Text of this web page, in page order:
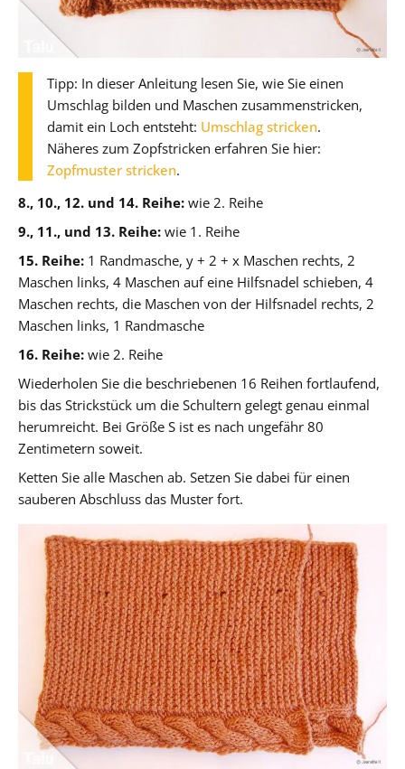
Tipp: In dieser Anleitung lesen Sie, wie Sie einen
Umschlag bilden und Maschen zusammenstricken,
damit ein Loch entsteht: Umschlag stricken.
Näheres zum Zopfstricken erfahren Sie hier:
Zopfmuster stricken.
8., 10., 12. und 14. Reihe: wie 2. Reihe
9., 11., und 13. Reihe: wie 1. Reihe
15. Reihe: 1 Randmasche, y + 2 + x Maschen rechts, 2
Maschen links, 4 Maschen auf eine Hilfsnadel schieben, 4
Maschen rechts, die Maschen von der Hilfsnadel rechts, 2
Maschen links, 1 Randmasche
16. Reihe: wie 2. Reihe
Wiederholen Sie die beschriebenen 16 Reihen fortlaufend,
bis das Strickstück um die Schultern gelegt genau einmal
herumreicht. Bei Größe S ist es nach ungefähr 80
Zentimetern soweit.
Ketten Sie alle Maschen ab. Setzen Sie dabei für einen
sauberen Abschluss das Muster fort.